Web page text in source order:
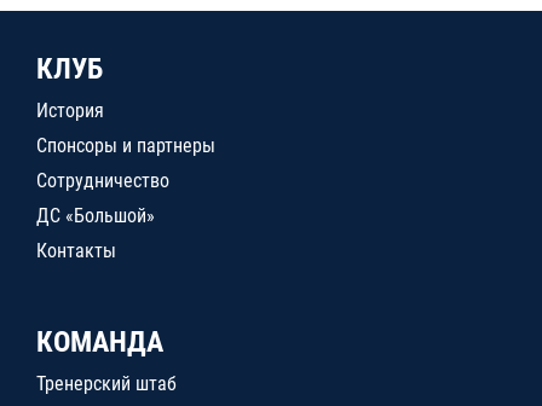
КЛУБ
История
Спонсоры и партнеры
Сотрудничество
ДС «Большой»
Контакты
КОМАНДА
Тренерский штаб